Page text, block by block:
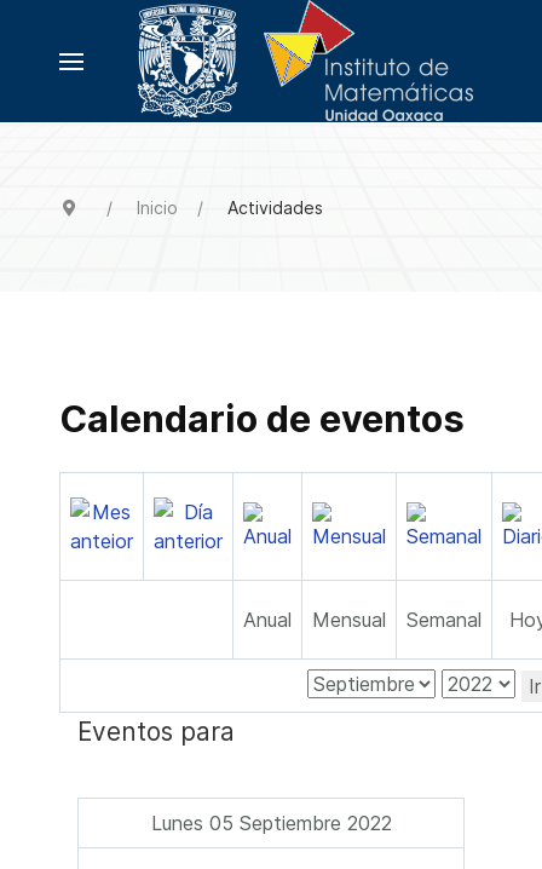
Inicio Actividades
Calendario de eventos
Anual Mensual Semanal
Eventos para
Lunes 05 Septiembre 2022